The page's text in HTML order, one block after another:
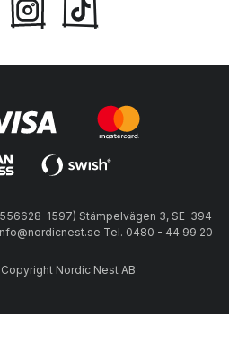
1597) Stämpelvägen 3, SE-394
Tel. 0480 - 44 99 20
Nordic Nest AB